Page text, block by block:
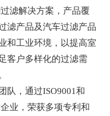
滤解决方案，产品覆
滤产品及汽车过滤产品
和工业环境，以提高室
客户多样化的过滤需
队，通过ISO9001和
业，荣获多项专利和